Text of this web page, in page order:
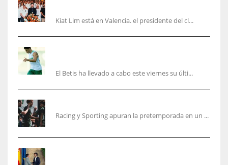
Kiat Lim está en Valencia. el presidente del cl...
El Betis ha llevado a cabo este viernes su últi...
Racing y Sporting apuran la pretemporada en un ...